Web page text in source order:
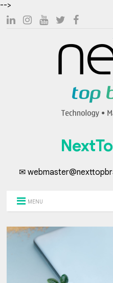
-->
✉
MENU